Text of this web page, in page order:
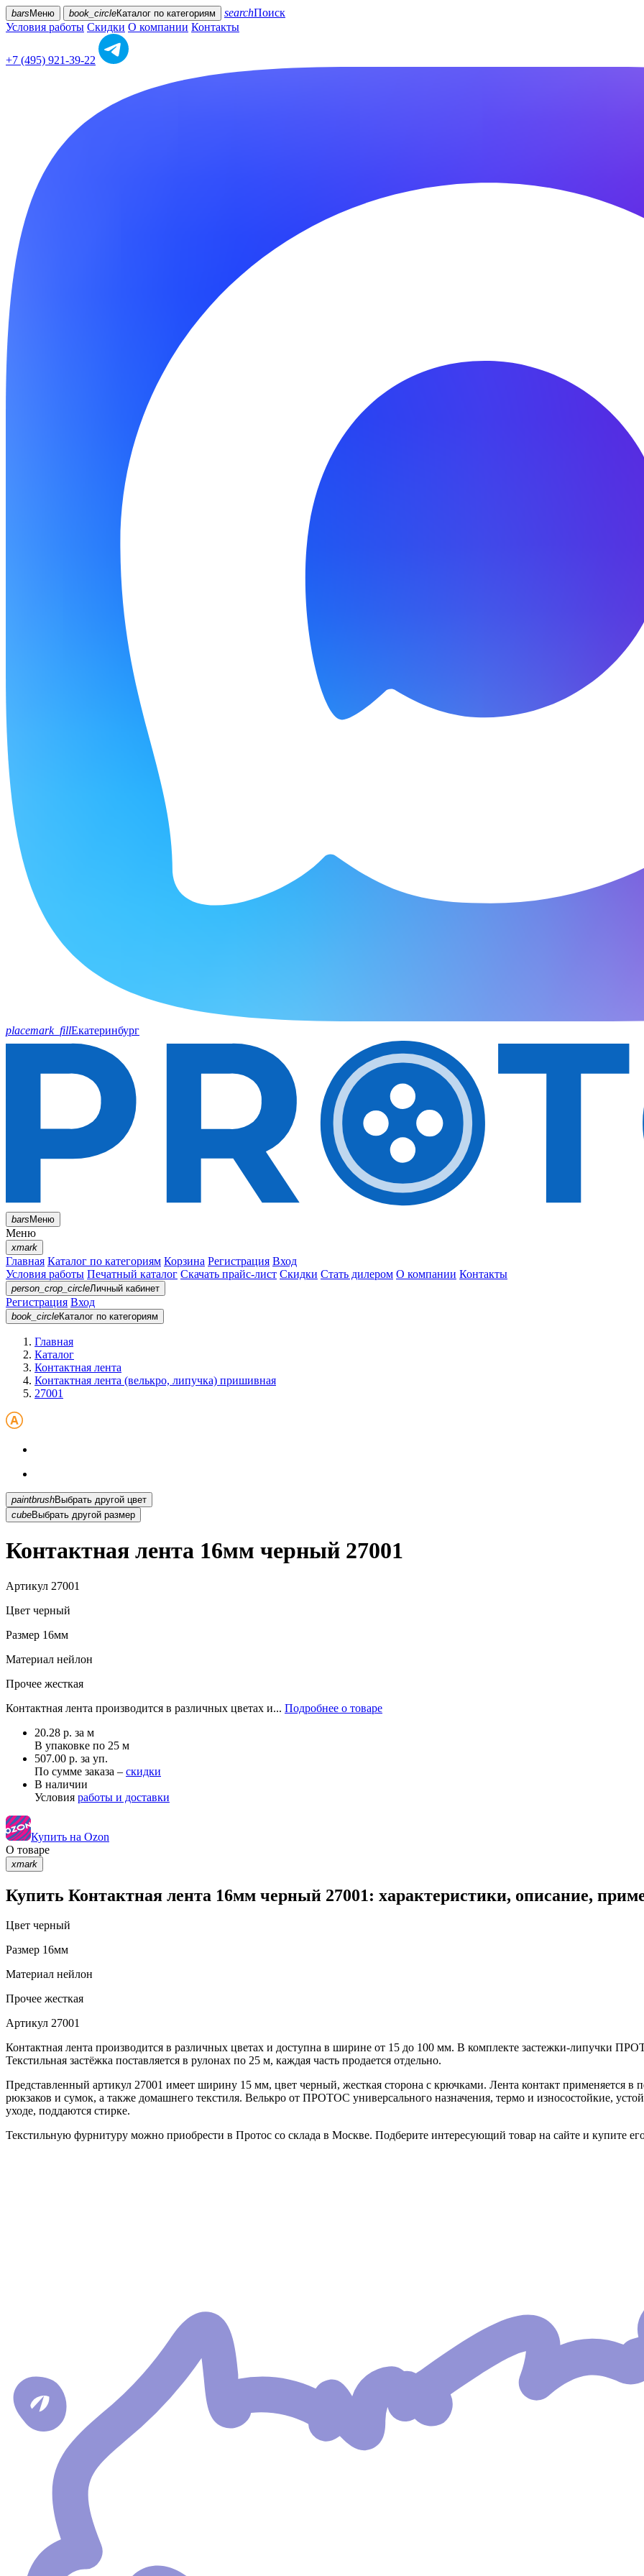
bars Меню book_circleКаталог по категориям searchПоиск
Условия работы Скидки О компании Контакты
+7 (495) 921-39-22
placemark_fillЕкатеринбург
barsМеню
Меню
xmark
Главная Каталог по категориям Корзина Регистрация Вход
Условия работы Печатный каталог Скачать прайс-лист Скидки Стать дилером О компании Контакты
person_crop_circleЛичный кабинет
Регистрация Вход
book_circleКаталог по категориям
Главная
Каталог
Контактная лента
Контактная лента (велькро, липучка) пришивная
27001
paintbrush
Выбрать другой цвет
cubeВыбрать другой размер
Контактная лента 16мм черный 27001
Артикул 27001
Цвет черный
Размер 16мм
Материал нейлон
Прочее жесткая
Контактная лента производится в различных цветах и... Подробнее о товаре
20.28 р. за м
В упаковке по 25 м
507.00 р. за уп.
По сумме заказа – скидки
В наличии
Условия работы и доставки
Купить на Ozon
О товаре
xmark
Купить Контактная лента 16мм черный 27001: характеристики, описание,
Цвет черный
Размер 16мм
Материал нейлон
Прочее жесткая
Артикул 27001
Контактная лента производится в различных цветах и доступна в ширине от 15 до 100 мм. В комплекте застежки-липучки
Текстильная застёжка поставляется в рулонах по 25 м, каждая часть продается отдельно.
Представленный артикул 27001 имеет ширину 15 мм, цвет черный, жесткая сторона с крючками. Лента контакт применяется
рюкзаков и сумок, а также домашнего текстиля. Велькро от ПРОТОС универсального назначения, термо и износостойкие,
уходе, поддаются стирке.
Текстильную фурнитуру можно приобрести в Протос со склада в Москве. Подберите интересующий товар на сайте и купите